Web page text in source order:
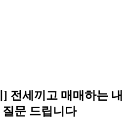
전세끼고 매매하는 내
문 드립니다